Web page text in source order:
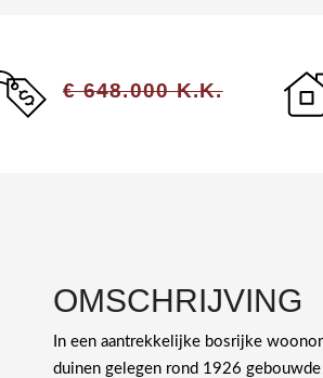
€ 648.000 K.K.
OMSCHRIJVING
In een aantrekkelijke bosrijke
duinen gelegen rond 1926